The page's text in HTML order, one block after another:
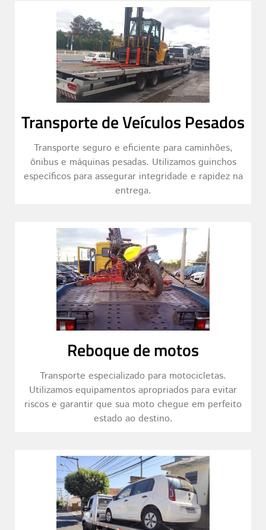
Transporte de Veículos Pesados
Transporte seguro e eficiente para caminhões,
ônibus e máquinas pesadas. Utilizamos guinchos
específicos para assegurar integridade e rapidez na
entrega.
Reboque de motos
Transporte especializado para motocicletas.
Utilizamos equipamentos apropriados para evitar
riscos e garantir que sua moto chegue em perfeito
estado ao destino.